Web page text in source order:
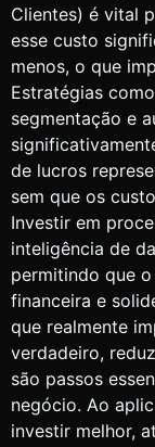
Clientes) é vital
esse custo
menos, o que
Estratégias
segmentação e
de lucros
sem que os
Investir em
inteligência de
permitindo que
financeira e
que realmente
verdadeiro,
são passos
negócio. Ao
investir melhor,